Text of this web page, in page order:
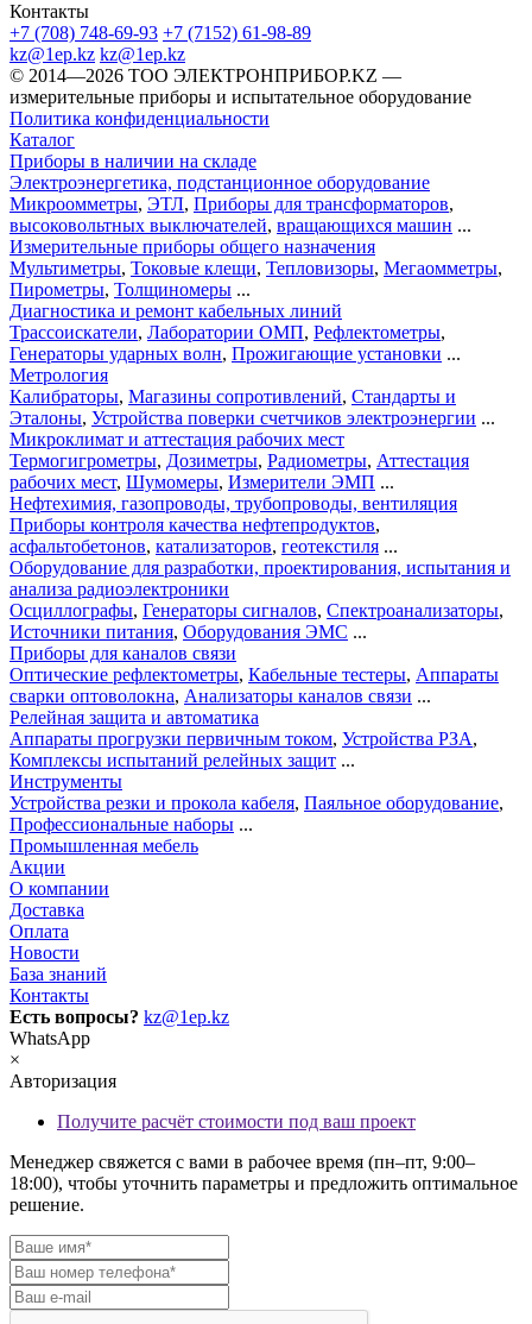
Контакты
+7 (708) 748-69-93 +7 (7152) 61-98-89
kz@1ep.kz kz@1ep.kz
©️ 2014—2026 ТОО ЭЛЕКТРОНПРИБОР.KZ —
измерительные приборы и испытательное оборудование
Политика конфиденциальности
Каталог
Приборы в наличии на складе
Электроэнергетика, подстанционное оборудование
Микроомметры, ЭТЛ, Приборы для трансформаторов,
высоковольтных выключателей, вращающихся машин ...
Измерительные приборы общего назначения
Мультиметры, Токовые клещи, Тепловизоры, Мегаомметры,
Пирометры, Толщиномеры ...
Диагностика и ремонт кабельных линий
Трассоискатели, Лаборатории ОМП, Рефлектометры,
Генераторы ударных волн, Прожигающие установки ...
Метрология
Калибраторы, Магазины сопротивлений, Стандарты и
Эталоны, Устройства поверки счетчиков электроэнергии ...
Микроклимат и аттестация рабочих мест
Термогигрометры, Дозиметры, Радиометры, Аттестация
рабочих мест, Шумомеры, Измерители ЭМП ...
Нефтехимия, газопроводы, трубопроводы, вентиляция
Приборы контроля качества нефтепродуктов,
асфальтобетонов, катализаторов, геотекстиля ...
Оборудование для разработки, проектирования, испытания и
анализа радиоэлектроники
Осциллографы, Генераторы сигналов, Спектроанализаторы,
Источники питания, Оборудования ЭМС ...
Приборы для каналов связи
Оптические рефлектометры, Кабельные тестеры, Аппараты
сварки оптоволокна, Анализаторы каналов связи ...
Релейная защита и автоматика
Аппараты прогрузки первичным током, Устройства РЗА,
Комплексы испытаний релейных защит ...
Инструменты
Устройства резки и прокола кабеля, Паяльное оборудование,
Профессиональные наборы ...
Промышленная мебель
Акции
О компании
Доставка
Оплата
Новости
База знаний
Контакты
Есть вопросы? kz@1ep.kz
WhatsApp
×
Авторизация
Получите расчёт стоимости под ваш проект
Менеджер свяжется с вами в рабочее время (пн–пт, 9:00–
18:00), чтобы уточнить параметры и предложить оптимальное
решение.